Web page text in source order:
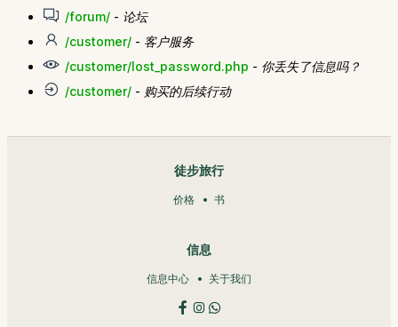
/forum/ - 论坛
/customer/ - 客户服务
/customer/lost_password.php - 你丢失了信息吗？
/customer/ - 购买的后续行动
徒步旅行
价格 书
信息
信息中心 关于我们